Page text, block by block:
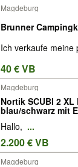
Magdeburg
Brunner
Ich verkaufe meine
40 € VB
Magdeburg
Nortik SCUBI 2
blau/schwarz mit
Hallo, ...
2.200 € VB
Magdeburg